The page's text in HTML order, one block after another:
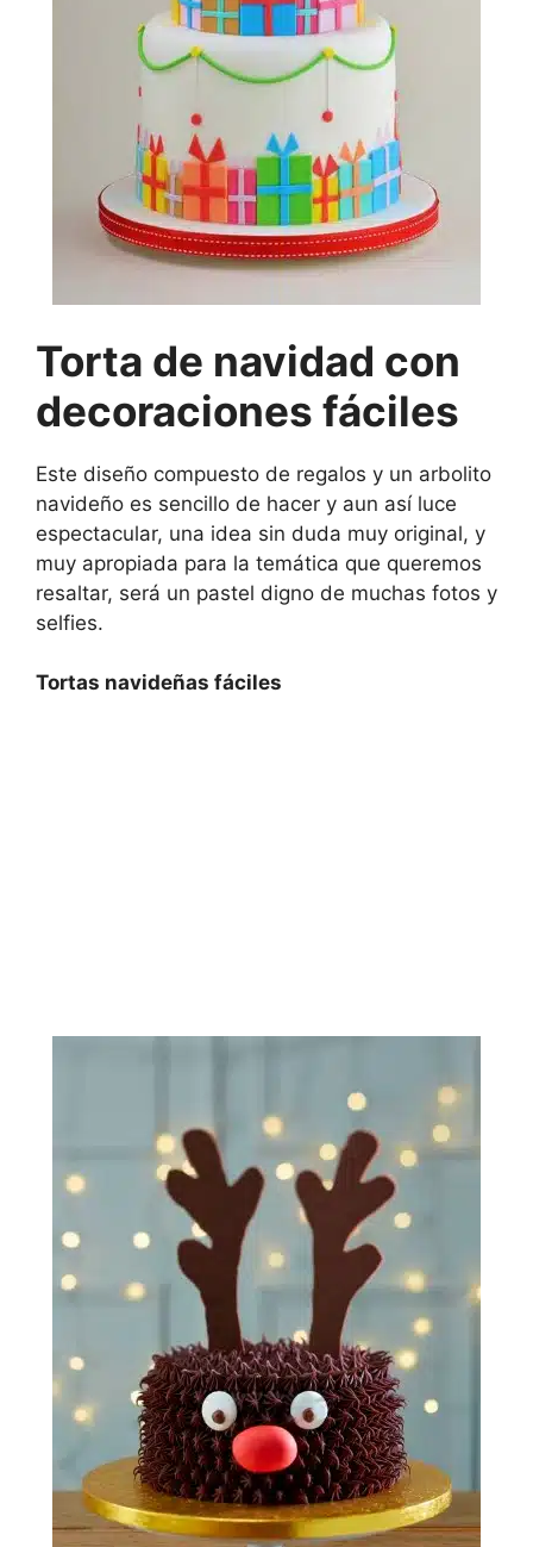
Torta de navidad con
decoraciones fáciles
Este diseño compuesto de regalos y un arbolito
navideño es sencillo de hacer y aun así luce
espectacular, una idea sin duda muy original, y
muy apropiada para la temática que queremos
resaltar, será un pastel digno de muchas fotos y
selfies.
Tortas navideñas fáciles